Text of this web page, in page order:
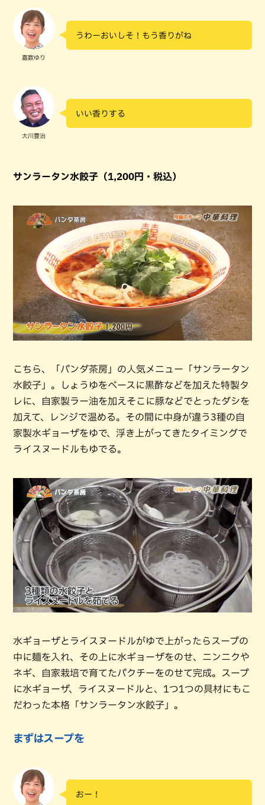
嘉数ゆり
うわーおいしそ！もう香りがね
大川豊治
いい香りする
サンラータン水餃子（1,200円・税込）
こちら、「パンダ茶房」の人気メニュー「サンラータン
水餃子」。しょうゆをベースに黒酢などを加えた特製タ
レに、自家製ラー油を加えそこに豚などでとったダシを
加えて、レンジで温める。その間に中身が違う3種の自
家製水ギョーザをゆで、浮き上がってきたタイミングで
ライスヌードルもゆでる。
水ギョーザとライスヌードルがゆで上がったらスープの
中に麺を入れ、その上に水ギョーザをのせ、ニンニクや
ネギ、自家栽培で育てたパクチーをのせて完成。スープ
に水ギョーザ、ライスヌードルと、1つ1つの具材にもこ
だわった本格「サンラータン水餃子」。
まずはスープを
おー！